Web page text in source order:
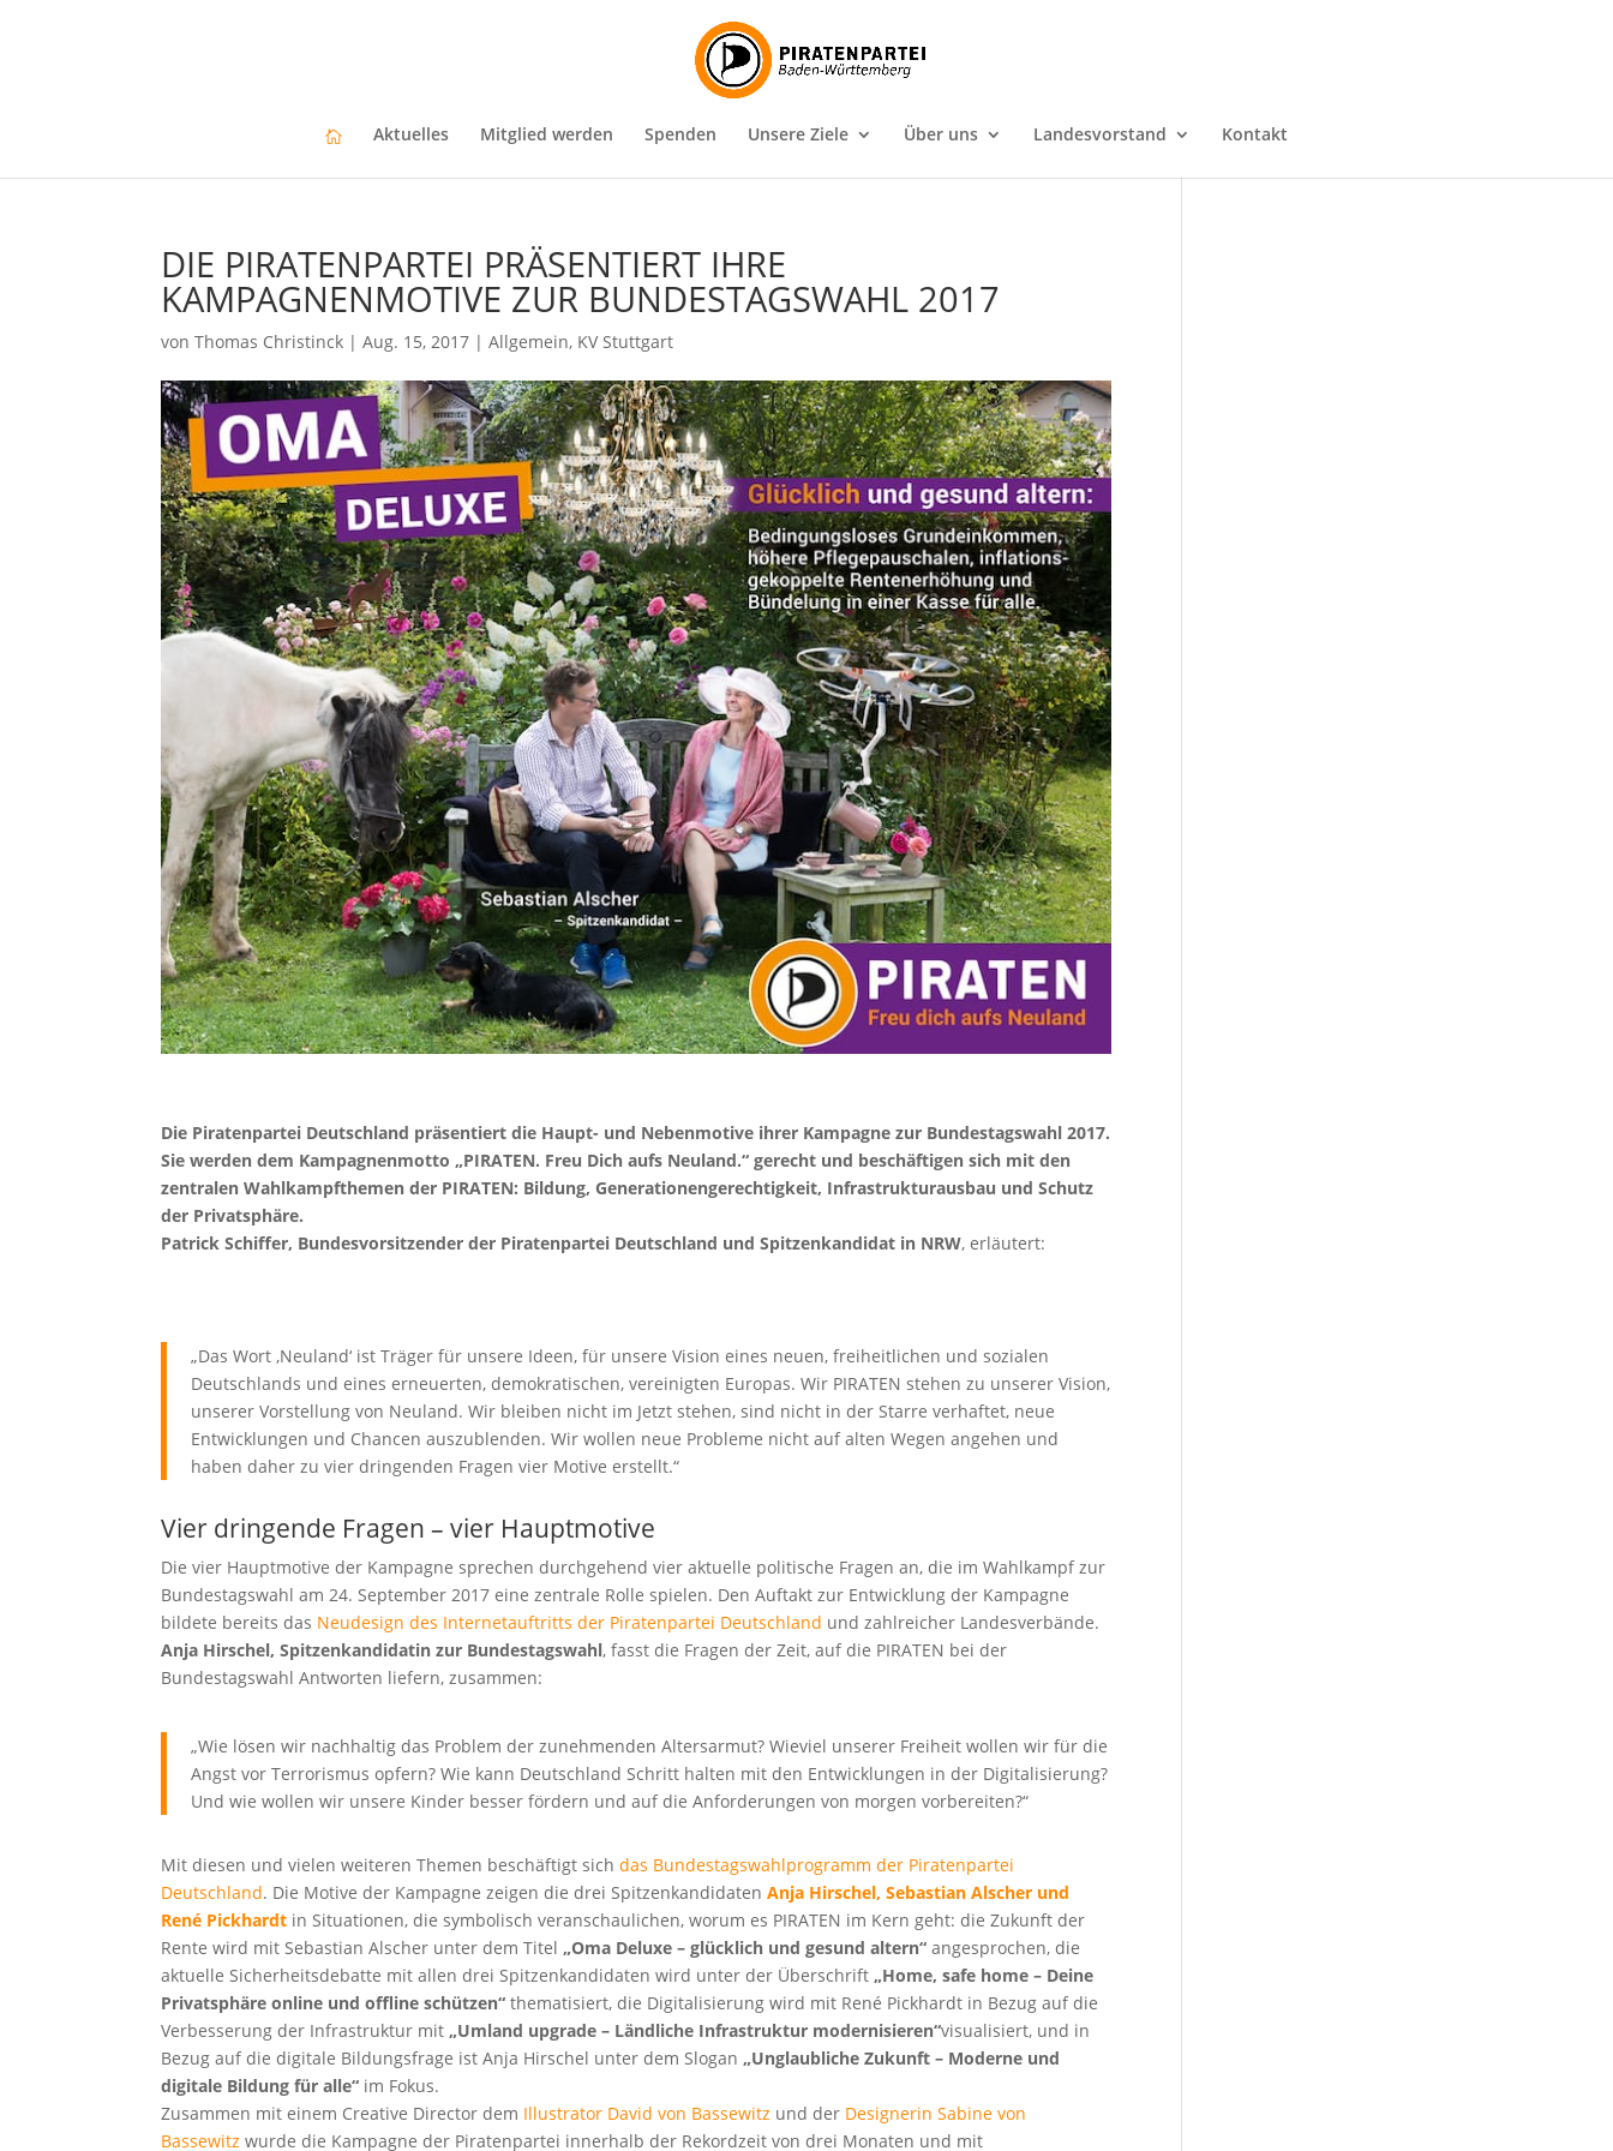
Aktuelles Mitglied werden Spenden Unsere Ziele Über uns Landesvorstand Kontakt
DIE PIRATENPARTEI PRÄSENTIERT IHRE
KAMPAGNENMOTIVE ZUR BUNDESTAGSWAHL 2017
vonThomas Christinck |Aug. 15, 2017 |Allgemein, KV Stuttgart
Die Piratenpartei Deutschland präsentiert die Haupt- und Nebenmotive ihrer Kampagne zur Bundestagswahl 2017.
Sie werden dem Kampagnenmotto „PIRATEN. Freu Dich aufs Neuland.“ gerecht und beschäftigen sich mit den
zentralen Wahlkampfthemen der PIRATEN: Bildung, Generationengerechtigkeit, Infrastrukturausbau und Schutz
der Privatsphäre.
Patrick Schiffer, Bundesvorsitzender der Piratenpartei Deutschland und Spitzenkandidat in NRW, erläutert:
„Das Wort ‚Neuland‘ ist Träger für unsere Ideen, für unsere Vision eines neuen, freiheitlichen und sozialen
Deutschlands und eines erneuerten, demokratischen, vereinigten Europas. Wir PIRATEN stehen zu unserer Vision,
unserer Vorstellung von Neuland. Wir bleiben nicht im Jetzt stehen, sind nicht in der Starre verhaftet, neue
Entwicklungen und Chancen auszublenden. Wir wollen neue Probleme nicht auf alten Wegen angehen und
haben daher zu vier dringenden Fragen vier Motive erstellt.“
Vier dringende Fragen – vier Hauptmotive
Die vier Hauptmotive der Kampagne sprechen durchgehend vier aktuelle politische Fragen an, die im Wahlkampf zur
Bundestagswahl am 24. September 2017 eine zentrale Rolle spielen. Den Auftakt zur Entwicklung der Kampagne
bildete bereits das Neudesign des Internetauftritts der Piratenpartei Deutschland und zahlreicher Landesverbände.
Anja Hirschel, Spitzenkandidatin zur Bundestagswahl, fasst die Fragen der Zeit, auf die PIRATEN bei der
Bundestagswahl Antworten liefern, zusammen:
„Wie lösen wir nachhaltig das Problem der zunehmenden Altersarmut? Wieviel unserer Freiheit wollen wir für die
Angst vor Terrorismus opfern? Wie kann Deutschland Schritt halten mit den Entwicklungen in der Digitalisierung?
Und wie wollen wir unsere Kinder besser fördern und auf die Anforderungen von morgen vorbereiten?“
Mit diesen und vielen weiteren Themen beschäftigt sichdas Bundestagswahlprogramm der Piratenpartei
Deutschland. Die Motive der Kampagne zeigen die drei SpitzenkandidatenAnja Hirschel, Sebastian Alscher und
René Pickhardt in Situationen, die symbolisch veranschaulichen, worum es PIRATEN im Kern geht: die Zukunft der
Rente wird mit Sebastian Alscher unter dem Titel „Oma Deluxe – glücklich und gesund altern“ angesprochen, die
aktuelle Sicherheitsdebatte mit allen drei Spitzenkandidaten wird unter der Überschrift „Home, safe home – Deine
Privatsphäre online und offline schützen“ thematisiert, die Digitalisierung wird mit René Pickhardt in Bezug auf die
Verbesserung der Infrastruktur mit „Umland upgrade – Ländliche Infrastruktur modernisieren“visualisiert, und in
Bezug auf die digitale Bildungsfrage ist Anja Hirschel unter dem Slogan „Unglaubliche Zukunft – Moderne und
digitale Bildung für alle“ im Fokus.
Zusammen mit einem Creative Director dem Illustrator David von Bassewitz und der Designerin Sabine von
Bassewitz wurde die Kampagne der Piratenpartei innerhalb der Rekordzeit von drei Monaten und mit